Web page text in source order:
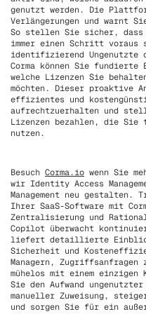
genutzt werden. Die
Verlängerungen und warnt
So stellen Sie sicher, dass
immer einen Schritt voraus
identifizierend Ungenutzte
Corma können Sie
welche Lizenzen Sie
möchten. Dieser proaktive
effizientes und
aufrechtzuerhalten und
Lizenzen bezahlen, die Sie
nutzen.
Besuch Corma.io wenn Sie
wir Identity Access
Management neu gestalten.
Ihrer SaaS-Software mit
Zentralisierung und
Copilot überwacht
liefert detaillierte
Sicherheit und
Managern,
mühelos mit einem
Sie den Aufwand
manueller Zuweisung,
und sorgen Sie für ein